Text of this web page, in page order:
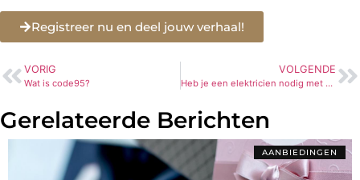
Registreer nu en deel jouw verhaal!
VORIG
Wat is code95?
VOLGENDE
Heb je een elektricien nodig met spoed? Schakel dan Elektricien Alphen aan de Rijn in
Gerelateerde Berichten
AANBIEDINGEN